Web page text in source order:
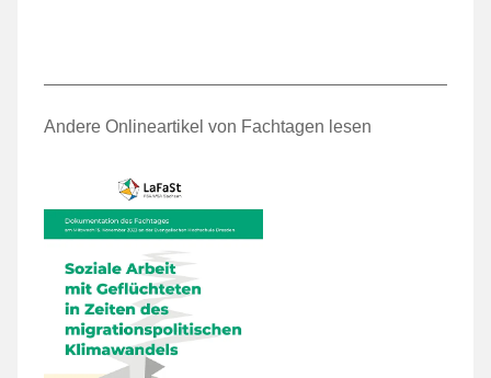
Andere Onlineartikel von Fachtagen lesen